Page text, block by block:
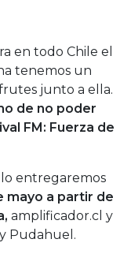
en todo Chile el
tenemos un
junto a ella.
de no poder
FM: Fuerza de
lo entregaremos
mayo a partir de
amplificador.cl y
Pudahuel.